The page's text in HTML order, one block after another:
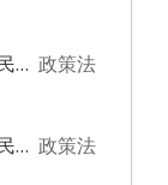
国家能源局有关负责同志就《中华人民共和国能源法》答记者问（下） 政策法
国家能源局有关负责同志就《中华人民共和国能源法》答记者问（上） 政策法